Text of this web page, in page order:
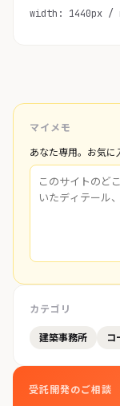
width: 1440px /
マイメモ
あなた専用。お気に
カテゴリ
建築事務所 コ
受託開発のご相談